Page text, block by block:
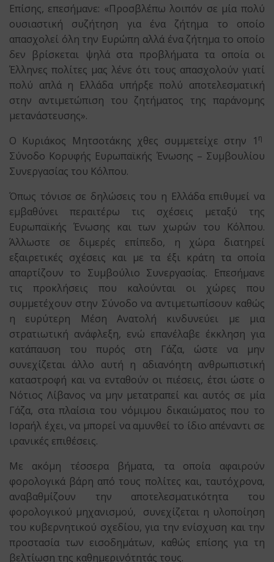
Επίσης, επεσήμανε: «Προσβλέπω λοιπόν σε μία πολύ
ουσιαστική συζήτηση για ένα ζήτημα το οποίο
απασχολεί όλη την Ευρώπη αλλά ένα ζήτημα το οποίο
δεν βρίσκεται ψηλά στα προβλήματα τα οποία οι
Έλληνες πολίτες μας λένε ότι τους απασχολούν γιατί
πολύ απλά η Ελλάδα υπήρξε πολύ αποτελεσματική
στην αντιμετώπιση του ζητήματος της παράνομης
μετανάστευσης».
Ο Κυριάκος Μητσοτάκης χθες συμμετείχε στην 1 η
Σύνοδο Κορυφής Ευρωπαϊκής Ένωσης – Συμβουλίου
Συνεργασίας του Κόλπου.
Όπως τόνισε σε δηλώσεις του η Ελλάδα επιθυμεί να
εμβαθύνει περαιτέρω τις σχέσεις μεταξύ της
Ευρωπαϊκής Ένωσης και των χωρών του Κόλπου.
Άλλωστε σε διμερές επίπεδο, η χώρα διατηρεί
εξαιρετικές σχέσεις και με τα έξι κράτη τα οποία
απαρτίζουν το Συμβούλιο Συνεργασίας. Επεσήμανε
τις προκλήσεις που καλούνται οι χώρες που
συμμετέχουν στην Σύνοδο να αντιμετωπίσουν καθώς
η ευρύτερη Μέση Ανατολή κινδυνεύει με μια
στρατιωτική ανάφλεξη, ενώ επανέλαβε έκκληση για
κατάπαυση του πυρός στη Γάζα, ώστε να μην
συνεχίζεται άλλο αυτή η αδιανόητη ανθρωπιστική
καταστροφή και να ενταθούν οι πιέσεις, έτσι ώστε ο
Νότιος Λίβανος να μην μετατραπεί και αυτός σε μία
Γάζα, στα πλαίσια του νόμιμου δικαιώματος που το
Ισραήλ έχει, να μπορεί να αμυνθεί το ίδιο απέναντι σε
ιρανικές επιθέσεις.
Με ακόμη τέσσερα βήματα, τα οποία αφαιρούν
φορολογικά βάρη από τους πολίτες και, ταυτόχρονα,
αναβαθμίζουν την αποτελεσματικότητα του
φορολογικού μηχανισμού, συνεχίζεται η υλοποίηση
του κυβερνητικού σχεδίου, για την ενίσχυση και την
προστασία των εισοδημάτων, καθώς επίσης για τη
βελτίωση της καθημερινότητάς τους.